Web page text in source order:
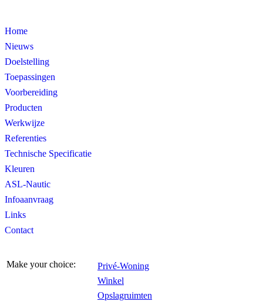
Home
Nieuws
Doelstelling
Toepassingen
Voorbereiding
Producten
Werkwijze
Referenties
Technische Specificatie
Kleuren
ASL-Nautic
Infoaanvraag
Links
Contact
Make your choice:
Privé-Woning
Winkel
Opslagruimten